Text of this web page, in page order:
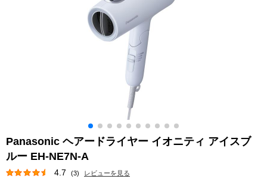
Panasonic ヘアードライヤー イオニティ アイスブ
ルー EH-NE7N-A
4.7 (3) レビューを見る